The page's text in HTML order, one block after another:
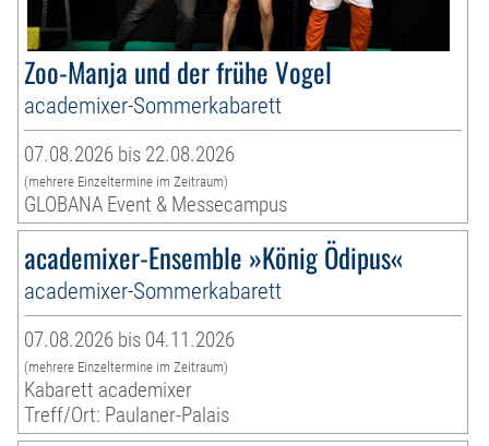
Zoo-Manja und der frühe Vogel
academixer-Sommerkabarett
07.08.2026 bis 22.08.2026
(mehrere Einzeltermine im Zeitraum)
GLOBANA Event & Messecampus
academixer-Ensemble »König Ödipus«
academixer-Sommerkabarett
07.08.2026 bis 04.11.2026
(mehrere Einzeltermine im Zeitraum)
Kabarett academixer
Treff/Ort: Paulaner-Palais